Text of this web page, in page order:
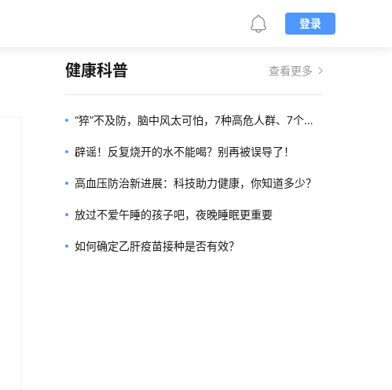
登录
健康科普 查看更多
“猝”不及防，脑中风太可怕，7种高危人群、7个预
警信号一定要重视
辟谣！反复烧开的水不能喝？别再被误导了！
高血压防治新进展：科技助力健康，你知道多少？
放过不爱午睡的孩子吧，夜晚睡眠更重要
如何确定乙肝疫苗接种是否有效？